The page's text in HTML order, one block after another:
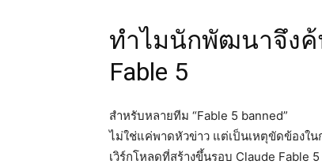
ทำไมนักพัฒนาจึงค้
Fable 5
สำหรับหลายทีม “Fable 5 banned”
ไม่ใช่แค่พาดหัวข่าว แต่เป็นเหตุขัดข้องใ
เวิร์กโหลดที่สร้างขึ้นรอบ Claude Fable